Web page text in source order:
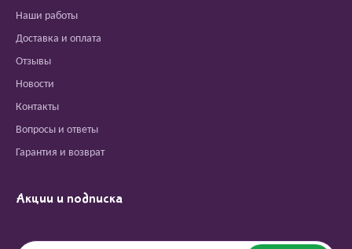
Наши работы
Доставка и оплата
Отзывы
Новости
Контакты
Вопросы и ответы
Гарантия и возврат
Акции и подписка